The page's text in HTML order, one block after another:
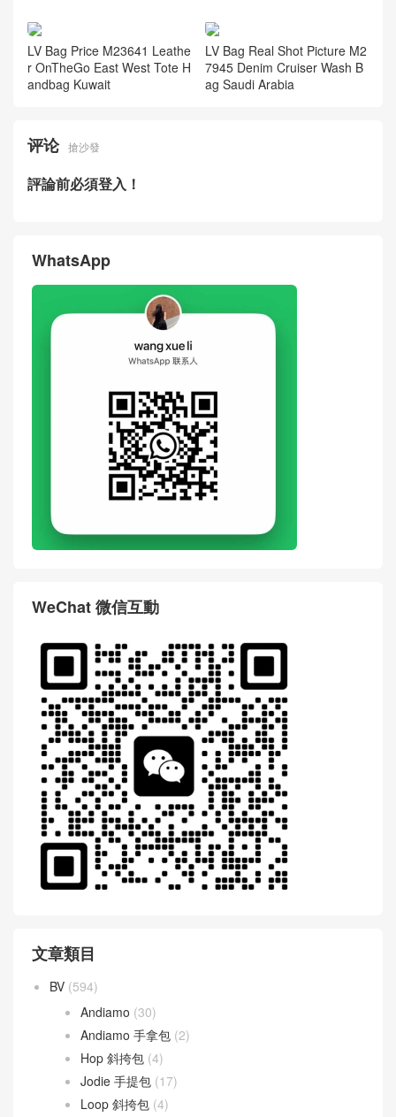
LV Bag Price M23641 Leathe
r OnTheGo East West Tote H
andbag Kuwait
LV Bag Real Shot Picture M2
7945 Denim Cruiser Wash B
ag Saudi Arabia
评论 搶沙發
評論前必須登入！
WhatsApp
WeChat 微信互動
文章類目
BV (594)
Andiamo (30)
Andiamo 手拿包 (2)
Hop 斜挎包 (4)
Jodie 手提包 (17)
Loop 斜挎包 (4)